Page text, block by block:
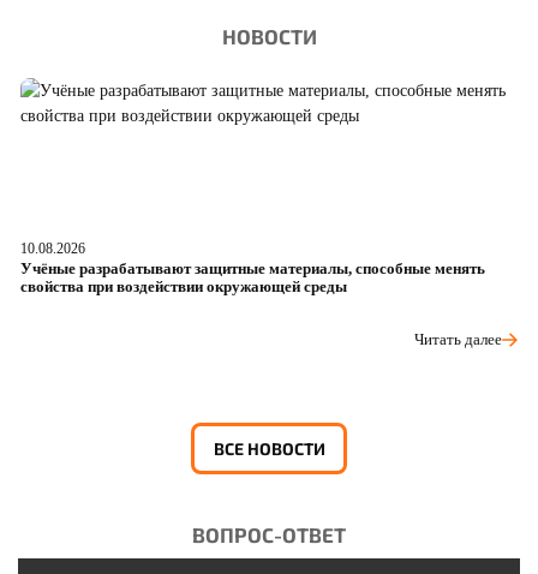
НОВОСТИ
10.08.2026
Учёные разрабатывают защитные материалы, способные менять
свойства при воздействии окружающей среды
Читать далее
ВСЕ НОВОСТИ
ВОПРОС-ОТВЕТ